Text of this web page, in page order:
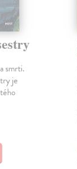
smrti.
je